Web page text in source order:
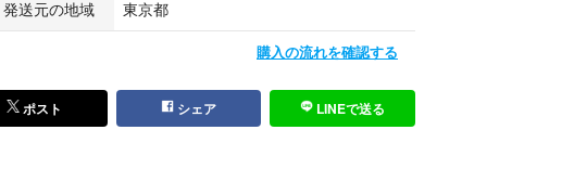
発送元の地域
東京都
購入の流れを確認する
ポスト シェア LINEで送る